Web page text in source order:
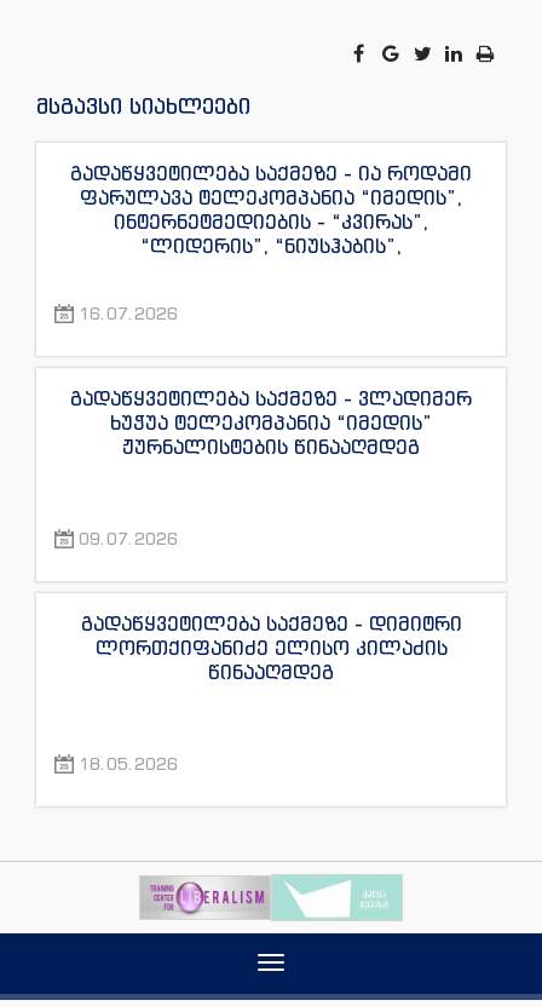
მსგავსი სიახლეები
გადაწყვეტილება საქმეზე - ია როდამი
ფარულავა ტელეკომპანია “იმედის”,
ინტერნეტმედიების - “კვირას”,
“ლიდერის”, “ნიუსჰაბის”,
“ექსკლუზივტივის” ჟურნალისტების
16.07.2026
გადაწყვეტილება საქმეზე - ვლადიმერ
ხუჭუა ტელეკომპანია “იმედის”
ჟურნალისტების წინააღმდეგ
09.07.2026
გადაწყვეტილება საქმეზე - დიმიტრი
ლორთქიფანიძე ელისო კილაძის
წინააღმდეგ
18.05.2026
Toggle